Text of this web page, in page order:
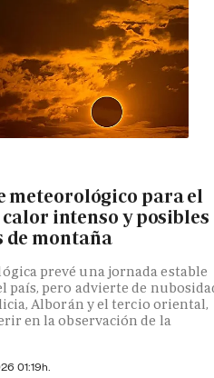
meteorológico para el
intenso y posibles
de montaña
prevé una jornada estable
país, pero advierte de
Alborán y el tercio oriental,
en la observación de la
01:19h.